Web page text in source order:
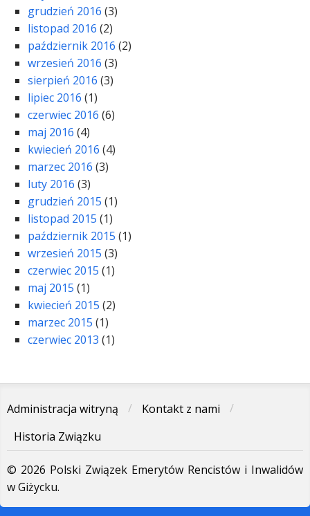
grudzień 2016 (3)
listopad 2016 (2)
październik 2016 (2)
wrzesień 2016 (3)
sierpień 2016 (3)
lipiec 2016 (1)
czerwiec 2016 (6)
maj 2016 (4)
kwiecień 2016 (4)
marzec 2016 (3)
luty 2016 (3)
grudzień 2015 (1)
listopad 2015 (1)
październik 2015 (1)
wrzesień 2015 (3)
czerwiec 2015 (1)
maj 2015 (1)
kwiecień 2015 (2)
marzec 2015 (1)
czerwiec 2013 (1)
Administracja witryną
Kontakt z nami
Historia Związku
© 2026 Polski Związek Emerytów Rencistów i Inwalidów
w Giżycku.